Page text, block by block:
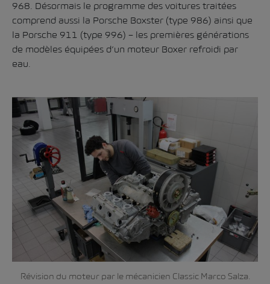
968. Désormais le programme des voitures traitées
comprend aussi la Porsche Boxster (type 986) ainsi que
la Porsche 911 (type 996) – les premières générations
de modèles équipées d’un moteur Boxer refroidi par
eau.
Révision du moteur par le mécanicien Classic Marco Salza.